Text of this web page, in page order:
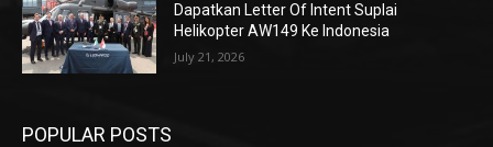
Dapatkan Letter Of Intent Suplai
Helikopter AW149 Ke Indonesia
July 21, 2026
POPULAR POSTS